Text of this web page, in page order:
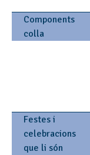
Components
colla
Festes i
celebracions
que li són